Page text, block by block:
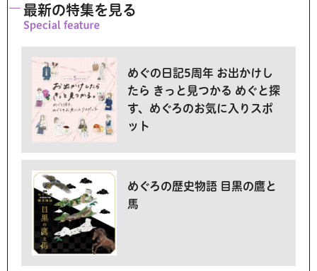
最新の特集を見る
めぐの日記5周年 お出かけし
たら きっと見つかる めぐと探
す、めぐろのお気に入りスポ
ット
めぐろの歴史物語 目黒の鷹と
馬